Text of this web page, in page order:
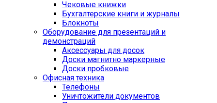
Чековые книжки
Бухгалтерские книги и журналы
Блокноты
Оборудование для презентаций и
демонстраций
Аксессуары для досок
Доски магнитно маркерные
Доски пробковые
Офисная техника
Телефоны
Уничтожители документов